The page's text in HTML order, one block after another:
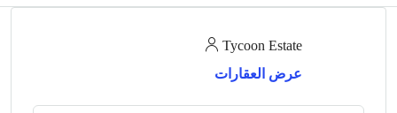
Tycoon Estate
عرض العقارات